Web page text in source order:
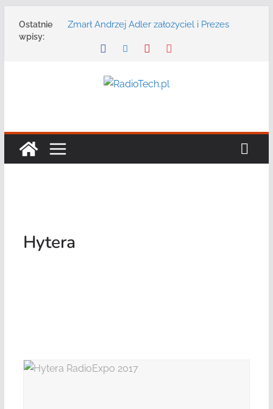
Ostatnie
wpisy:
Zmarł Andrzej Adler założyciel i Prezes
Radmor – największy polski producent
DGT wraz z partnerami zaprasza na
konferencję: „Bezpieczeństwo,
bezpieczeństwa publicznego usługę
Hytera